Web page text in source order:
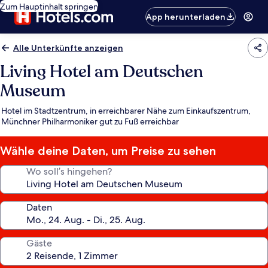
Zum Hauptinhalt springen
App herunterladen
Alle Unterkünfte anzeigen
Living Hotel am Deutschen
Museum
Hotel im Stadtzentrum, in erreichbarer Nähe zum Einkaufszentrum,
Münchner Philharmoniker gut zu Fuß erreichbar
Wähle deine Daten, um Preise zu sehen
Wo soll’s hingehen?
Daten
Gäste